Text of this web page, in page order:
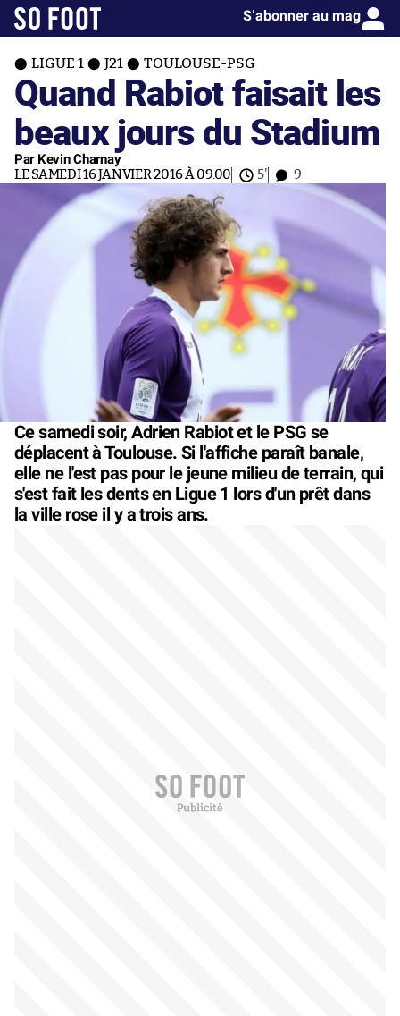
S’abonner au mag
LIGUE 1 J21 TOULOUSE-PSG
Quand Rabiot faisait les
beaux jours du Stadium
Par Kevin Charnay
LE SAMEDI 16 JANVIER 2016 À 09:00 5' 9
Ce samedi soir, Adrien Rabiot et le PSG se
déplacent à Toulouse. Si l'affiche paraît banale,
elle ne l'est pas pour le jeune milieu de terrain, qui
s'est fait les dents en Ligue 1 lors d'un prêt dans
la ville rose il y a trois ans.